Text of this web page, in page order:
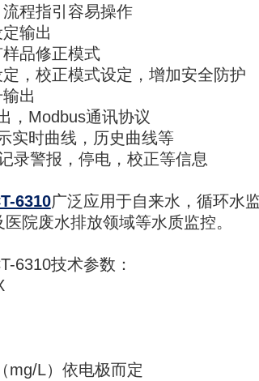
程指引容易操作
输出
品修正模式
，校正模式设定，增加安全防护
出
，Modbus通讯协议
实时曲线，历史曲线等
录警报，停电，校正等信息
6310广泛应用于自来水，循环水
院废水排放领域等水质监控。
6310技术参数：
mg/L）依电极而定